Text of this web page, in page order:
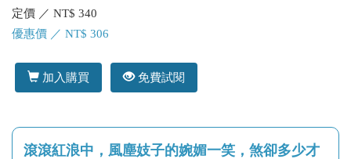
定價 ／ NT$ 340
優惠價 ／ NT$ 306
加入購買 免費試閱
滾滾紅浪中，風塵妓子的婉媚一笑，煞卻多少才